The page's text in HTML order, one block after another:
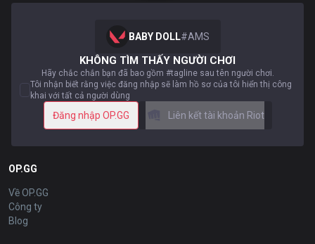
BABY DOLL#AMS
KHÔNG TÌM THẤY NGƯỜI CHƠI
Hãy chắc chắn bạn đã bao gồm #tagline sau tên người chơi.
Tôi nhận biết rằng việc đăng nhập sẽ làm hồ sơ của tôi hiển thị công
khai với tất cả người dùng
Đăng nhập OP.GG Liên kết tài khoản Riot
OP.GG
Về OP.GG
Công ty
Blog